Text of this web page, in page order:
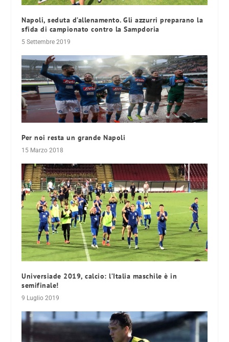
Napoli, seduta d’allenamento. Gli azzurri preparano la
sfida di campionato contro la Sampdoria
5 Settembre 2019
Per noi resta un grande Napoli
15 Marzo 2018
Universiade 2019, calcio: l’Italia maschile è in
semifinale!
9 Luglio 2019